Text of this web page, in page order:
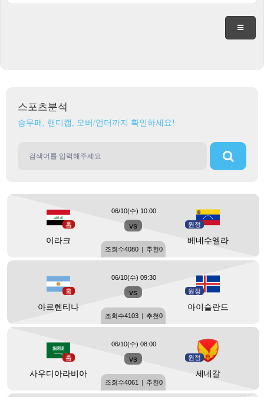
스포츠분석
승무패, 핸디캡, 오버/언더까지 확인하세요!
홈
이라크
vs 원정
베네수엘라
06/10(수) 10:00
조회수4080 | 추천0
홈
아르헨티나
vs 원정
아이슬란드
06/10(수) 09:30
조회수4103 | 추천0
홈
사우디아라비아
vs 원정
세네갈
06/10(수) 08:00
조회수4061 | 추천0